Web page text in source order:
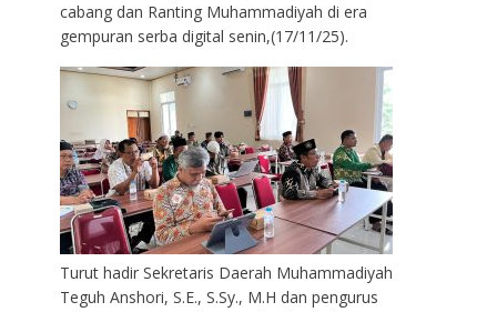
cabang dan Ranting Muhammadiyah di era
gempuran serba digital senin,(17/11/25).
Turut hadir Sekretaris Daerah Muhammadiyah
Teguh Anshori, S.E., S.Sy., M.H dan pengurus